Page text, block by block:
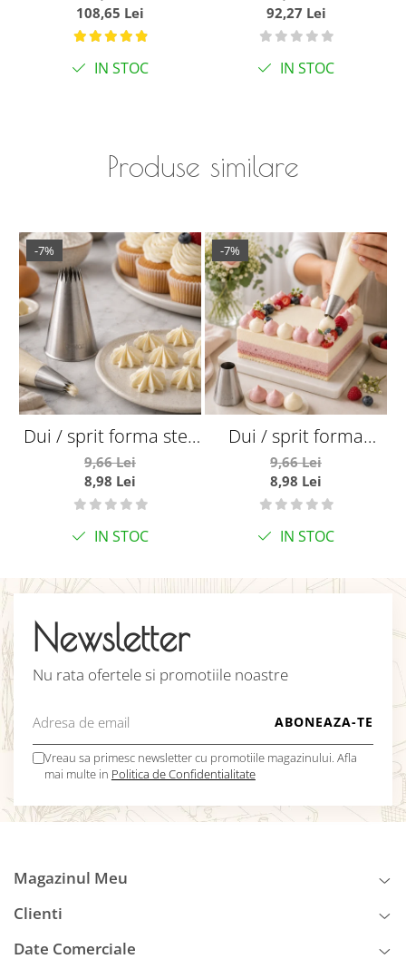
108,65 Lei
IN STOC
92,27 Lei
IN STOC
Produse similare
-7%
Dui / sprit forma stea
deschisa Ø7 mm
9,66 Lei
8,98 Lei
IN STOC
-7%
Dui / sprit forma
rotunda Ø20 mm
9,66 Lei
8,98 Lei
IN STOC
Newsletter
Nu rata ofertele si promotiile noastre
Vreau sa primesc newsletter cu promotiile magazinului. Afla
mai multe in Politica de Confidentialitate
Magazinul Meu
Clienti
Date Comerciale